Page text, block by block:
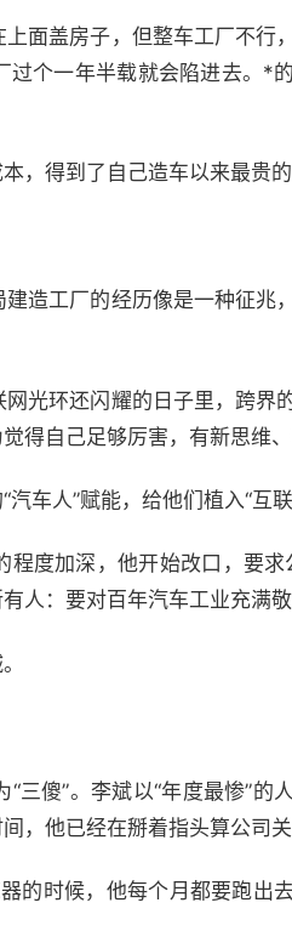
面盖房子，但整车工厂不行
个一年半载就会陷进去。*
，得到了自己造车以来最贵的
造工厂的经历像是一种征兆
网光环还闪耀的日子里，跨界
得自己足够厉害，有新思维、
车人”赋能，给他们植入“互联
度加深，他开始改口，要求
人：要对百年汽车工业充满敬
三傻”。李斌以“年度最惨”的
，他已经在掰着指头算公司关
的时候，他每个月都要跑出